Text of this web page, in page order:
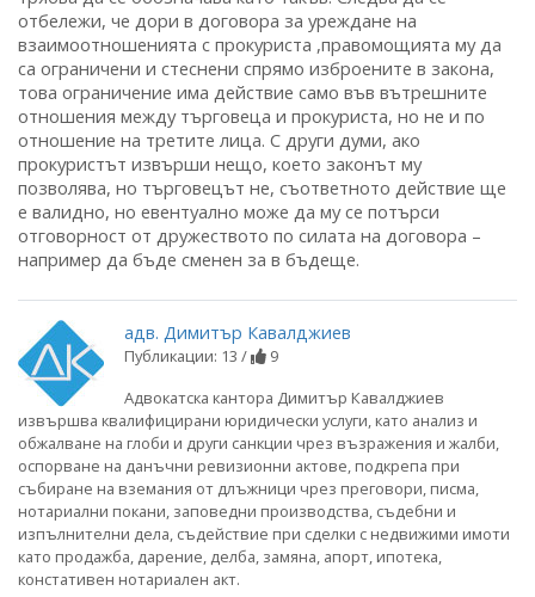
отбележи, че дори в договора за уреждане на
взаимоотношенията с прокуриста ,правомощията му да
са ограничени и стеснени спрямо изброените в закона,
това ограничение има действие само във вътрешните
отношения между търговеца и прокуриста, но не и по
отношение на третите лица. С други думи, ако
прокуристът извърши нещо, което законът му
позволява, но търговецът не, съответното действие ще
е валидно, но евентуално може да му се потърси
отговорност от дружеството по силата на договора –
например да бъде сменен за в бъдеще.
адв. Димитър Кавалджиев
Публикации: 13 /
9
Адвокатска кантора Димитър Кавалджиев
извършва квалифицирани юридически услуги, като анализ и
обжалване на глоби и други санкции чрез възражения и жалби,
оспорване на данъчни ревизионни актове, подкрепа при
събиране на вземания от длъжници чрез преговори, писма,
нотариални покани, заповедни производства, съдебни и
изпълнителни дела, съдействие при сделки с недвижими имоти
като продажба, дарение, делба, замяна, апорт, ипотека,
констативен нотариален акт.